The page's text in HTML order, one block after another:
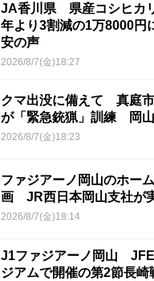
JA香川県 県産コシヒカ
年より3割減の1万8000
安の声
2026/8/7(金)18:27
クマ出没に備えて 真庭
が「緊急銃猟」訓練 岡山
2026/8/7(金)18:23
ファジアーノ岡山のホー
画 JR西日本岡山支社が
2026/8/7(金)18:14
J1ファジアーノ岡山 JFE
ジアムで開催の第2節長